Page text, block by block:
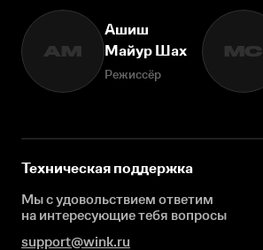
АМ
Ашиш
Майур Шах
Режиссёр
МС
Техническая поддержка
Мы с удовольствием ответим
на интересующиетебя вопросы
support@wink.ru